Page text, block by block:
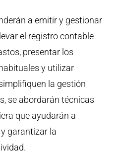
a emitir y gestionar
el registro contable
presentar los
y utilizar
la gestión
se abordarán técnicas
que ayudarán a
garantizar la